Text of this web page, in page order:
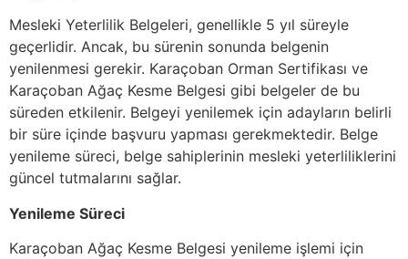
Mesleki Yeterlilik Belgeleri, genellikle 5 yıl süreyle
geçerlidir. Ancak, bu sürenin sonunda belgenin
yenilenmesi gerekir. Karaçoban Orman Sertifikası ve
Karaçoban Ağaç Kesme Belgesi gibi belgeler de bu
süreden etkilenir. Belgeyi yenilemek için adayların belirli
bir süre içinde başvuru yapması gerekmektedir. Belge
yenileme süreci, belge sahiplerinin mesleki yeterliliklerini
güncel tutmalarını sağlar.
Yenileme Süreci
Karaçoban Ağaç Kesme Belgesi yenileme işlemi için